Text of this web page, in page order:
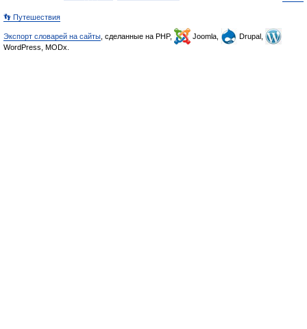
👣 Путешествия
Экспорт словарей на сайты , сделанные на PHP, Joomla,
Drupal,
WordPress, MODx.